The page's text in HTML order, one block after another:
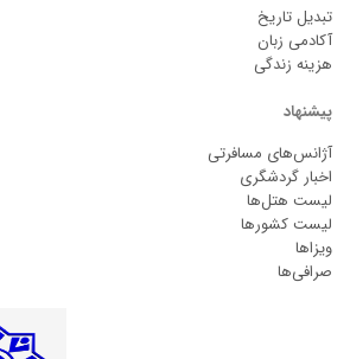
تبدیل تاریخ
آکادمی زبان
هزینه زندگی
پیشنهاد
آژانس‌های مسافرتی
اخبار گردشگری
لیست هتل‌ها
لیست کشورها
ویزاها
صرافی‌ها